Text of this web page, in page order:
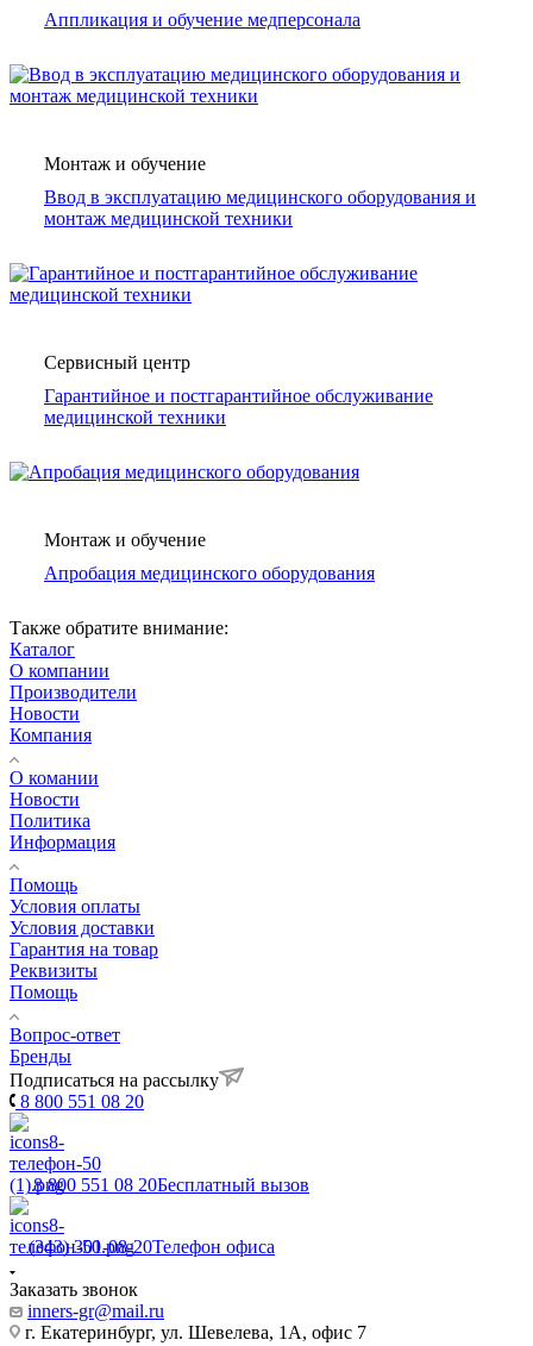
Аппликация и обучение медперсонала
Монтаж и обучение
Ввод в эксплуатацию медицинского оборудования и
монтаж медицинской техники
Сервисный центр
Гарантийное и постгарантийное обслуживание
медицинской техники
Монтаж и обучение
Апробация медицинского оборудования
Также обратите внимание:
Каталог
О компании
Производители
Новости
Компания
О комании
Новости
Политика
Информация
Помощь
Условия оплаты
Условия доставки
Гарантия на товар
Реквизиты
Помощь
Вопрос-ответ
Бренды
Подписаться на рассылку
8 800 551 08 20
8 800 551 08 20Бесплатный вызов
(343) 301-08-20Телефон офиса
Заказать звонок
inners-gr@mail.ru
г. Екатеринбург, ул. Шевелева, 1А, офис 7